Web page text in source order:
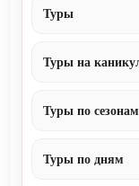
Туры
Туры на
Туры по сезонам
Туры по дням